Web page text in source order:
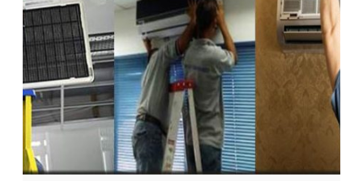
ت
ا
ل
م
س
ت
د
ا
م
ة
ش
ب
ا
ك
ب
ا
ل
ر
ي
م